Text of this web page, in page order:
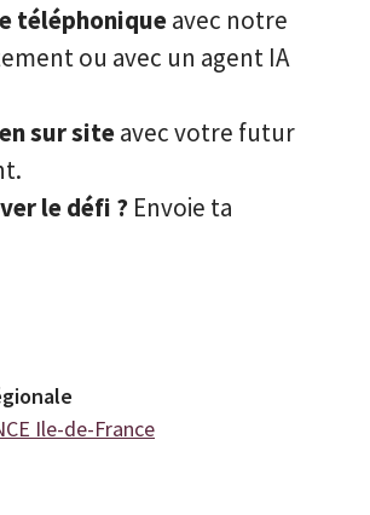
téléphoniqueavec notre
ou avec un agent IA
sur siteavec votre futur
le défi ? Envoie ta
Ile-de-France